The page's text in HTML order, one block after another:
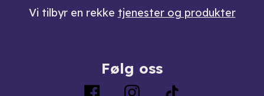
Vi tilbyr en rekke tjenester og produkter
Følg oss